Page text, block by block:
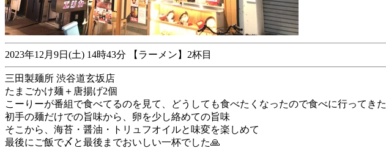
2023年12月9日(土) 14時43分 【ラーメン】2杯目
三田製麺所 渋谷道玄坂店
たまごかけ麺＋唐揚げ2個
こーりーが番組で食べてるのを見て、どうしても食べたくなったので食べに行ってきた
初手の麺だけでの旨味から、卵を少し絡めての旨味
そこから、海苔・醤油・トリュフオイルと味変を楽しめて
最後にご飯で〆と最後までおいしい一杯でした🙏